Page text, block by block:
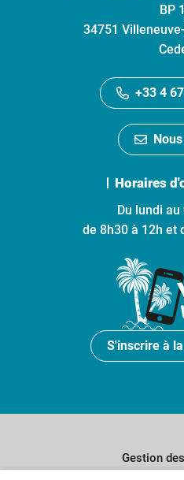
BP
34751
+33 4
Horaires
Du lundi
de 8h30 à 12h et
S'inscrire à
Gestion